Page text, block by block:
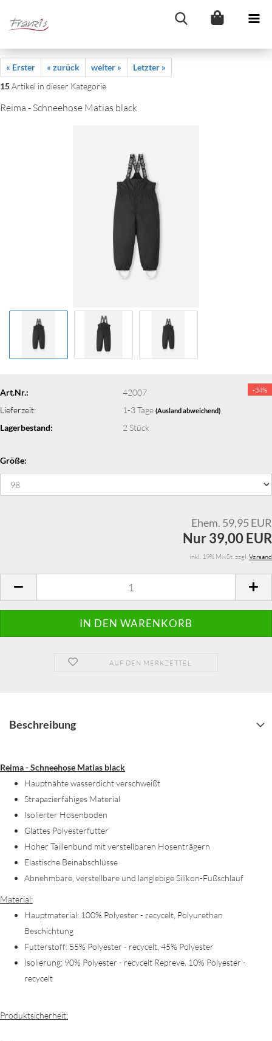
« Erster « zurück weiter »
Letzter »
15Artikel in dieser Kategorie
Reima - Schneehose Matias black
-34%
Art.Nr.:
42007
Lieferzeit:
1-3 Tage (Ausland abweichend)
Lagerbestand: 2 Stück
Größe:
Ehem. 59,95 EUR
Nur 39,00 EUR
inkl. 19% MwSt. zzgl.Versand
AUF DEN MERKZETTEL
Beschreibung
Reima - Schneehose Matias black
Hauptnähte wasserdicht verschweißt
Strapazierfähiges Material
Isolierter Hosenboden
Glattes Polyesterfutter
Hoher Taillenbund mit verstellbaren Hosenträgern
Elastische Beinabschlüsse
Abnehmbare, verstellbare und langlebige Silikon-Fußschlauf
Material:
Hauptmaterial: 100% Polyester - recycelt, Polyurethan
Beschichtung
Futterstoff: 55% Polyester - recycelt, 45% Polyester
Isolierung: 90% Polyester - recycelt Repreve, 10% Polyester -
recycelt
Produktsicherheit: